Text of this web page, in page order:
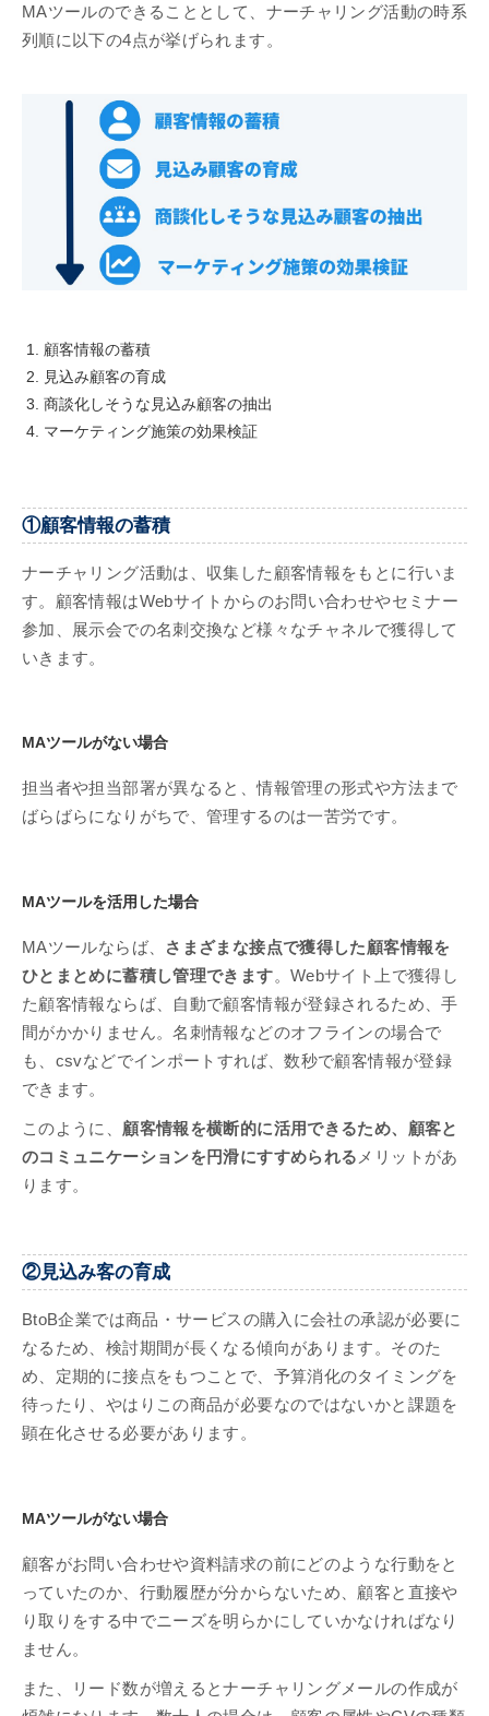
MAツールのできることとして、ナーチャリング活動の時系
列順に以下の4点が挙げられます。
顧客情報の蓄積
見込み顧客の育成
商談化しそうな見込み顧客の抽出
マーケティング施策の効果検証
①顧客情報の蓄積
ナーチャリング活動は、収集した顧客情報をもとに行いま
す。顧客情報はWebサイトからのお問い合わせやセミナー
参加、展示会での名刺交換など様々なチャネルで獲得して
いきます。
MAツールがない場合
担当者や担当部署が異なると、情報管理の形式や方法まで
ばらばらになりがちで、管理するのは一苦労です。
MAツールを活用した場合
MAツールならば、
さまざまな接点で獲得した顧客情報を
ひとまとめに蓄積し管理できます。Webサイト上で獲得し
た顧客情報ならば、自動で顧客情報が登録されるため、手
間がかかりません。名刺情報などのオフラインの場合で
も、csvなどでインポートすれば、数秒で顧客情報が登録
できます。
このように、 顧客情報を横断的に活用できるため、顧客と
のコミュニケーションを円滑にすすめられる メリットがあ
ります。
②見込み客の育成
BtoB企業では商品・サービスの購入に会社の承認が必要に
なるため、検討期間が長くなる傾向があります。そのた
め、定期的に接点をもつことで、予算消化のタイミングを
待ったり、やはりこの商品が必要なのではないかと課題を
顕在化させる必要があります。
MAツールがない場合
顧客がお問い合わせや資料請求の前にどのような行動をと
っていたのか、行動履歴が分からないため、顧客と直接や
り取りをする中でニーズを明らかにしていかなければなり
ません。
また、リード数が増えるとナーチャリングメールの作成が